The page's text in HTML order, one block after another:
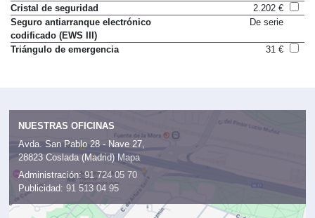
Cristal de seguridad
2.202 €
Seguro antiarranque electrónico
codificado (EWS III)
De serie
Triángulo de emergencia 31 €
NUESTRAS OFICINAS
Avda. San Pablo 28 - Nave 27,
28823 Coslada (Madrid) Mapa
Administración: 91 724 05 70
Publicidad: 91 513 04 95